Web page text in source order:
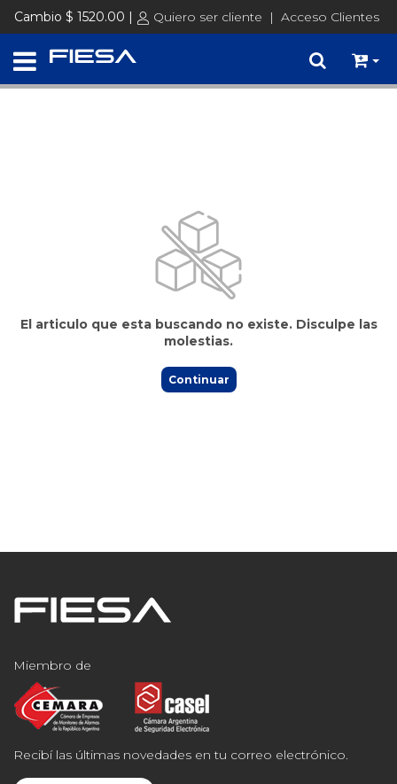
Cambio $ 1520.00 | Quiero ser cliente | Acceso Clientes
Precios de Lista + IVA │ Consultá tus precios ingresando con tu
usuario
Ingresar
El articulo que esta buscando no existe. Disculpe las
molestias.
Continuar
Miembro de
Recibí las últimas novedades en tu correo electrónico.